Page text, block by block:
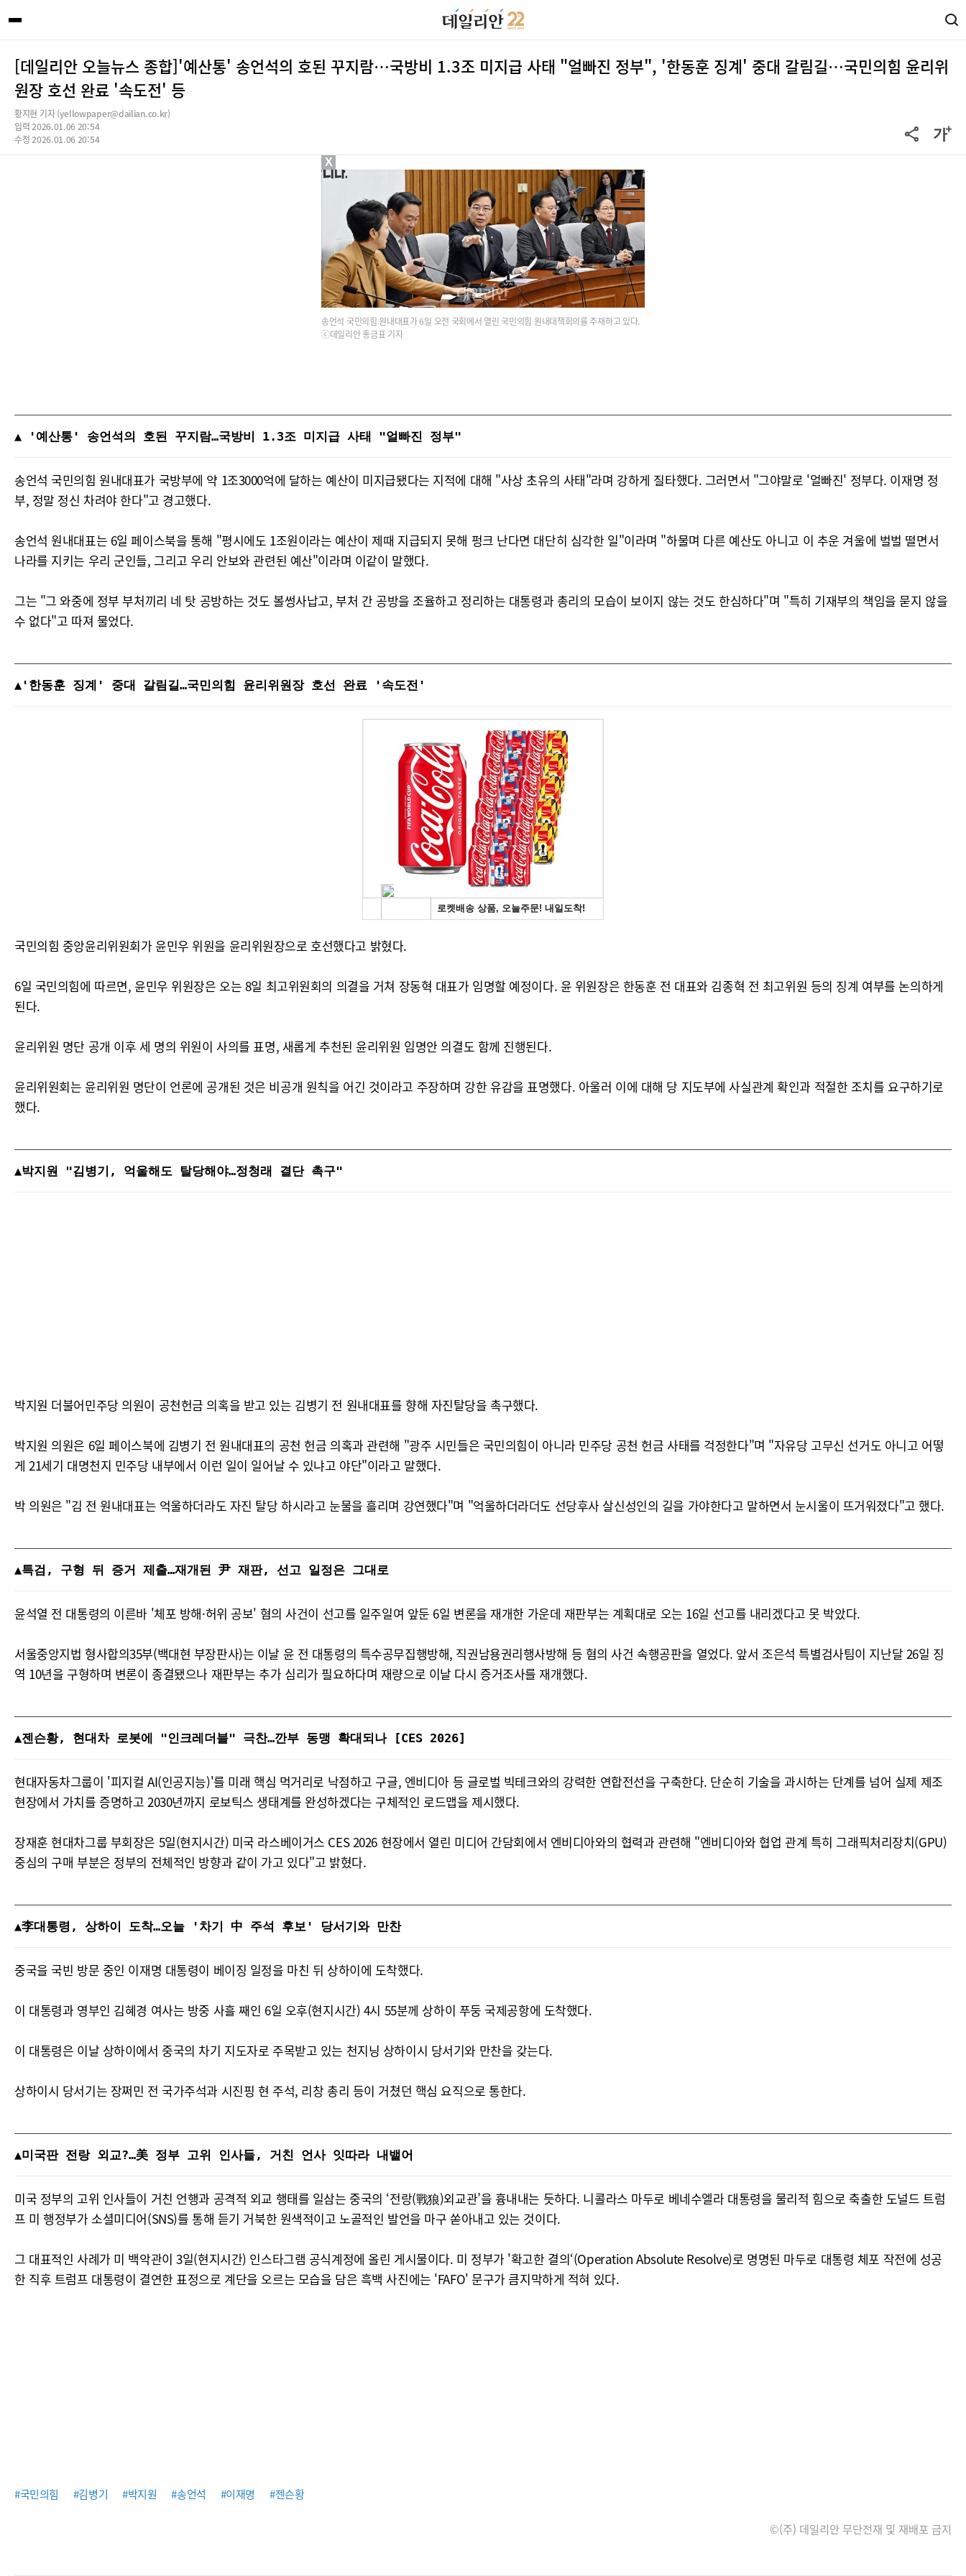
[데일리안 오늘뉴스 종합]'예산통' 송언석의 호된 꾸지람…국방비 1.3조 미지급 사태 "얼빠진 정부", '한동훈 징계' 중대 갈림길…국민의힘 윤리위
원장 호선 완료 '속도전' 등
황지현 기자 (yellowpaper@dailian.co.kr)
입력 2026.01.06 20:54
수정 2026.01.06 20:54
송언석 국민의힘 원내대표가 6일 오전 국회에서 열린 국민의힘 원내대책회의를 주재하고 있다.
ⓒ데일리안 홍금표 기자
▲ '예산통' 송언석의 호된 꾸지람…국방비 1.3조 미지급 사태 "얼빠진 정부"
송언석 국민의힘 원내대표가 국방부에 약 1조3000억에 달하는 예산이 미지급됐다는 지적에 대해 "사상 초유의 사태"라며 강하게 질타했다. 그러면서 "그야말로 '얼빠진' 정부다. 이재명 정
부, 정말 정신 차려야 한다"고 경고했다.
송언석 원내대표는 6일 페이스북을 통해 "평시에도 1조원이라는 예산이 제때 지급되지 못해 펑크 난다면 대단히 심각한 일"이라며 "하물며 다른 예산도 아니고 이 추운 겨울에 벌벌 떨면서
나라를 지키는 우리 군인들, 그리고 우리 안보와 관련된 예산"이라며 이같이 말했다.
그는 "그 와중에 정부 부처끼리 네 탓 공방하는 것도 볼썽사납고, 부처 간 공방을 조율하고 정리하는 대통령과 총리의 모습이 보이지 않는 것도 한심하다"며 "특히 기재부의 책임을 묻지 않을
수 없다"고 따져 물었다.
▲'한동훈 징계' 중대 갈림길…국민의힘 윤리위원장 호선 완료 '속도전'
국민의힘 중앙윤리위원회가 윤민우 위원을 윤리위원장으로 호선했다고 밝혔다.
6일 국민의힘에 따르면, 윤민우 위원장은 오는 8일 최고위원회의 의결을 거쳐 장동혁 대표가 임명할 예정이다. 윤 위원장은 한동훈 전 대표와 김종혁 전 최고위원 등의 징계 여부를 논의하게
된다.
윤리위원 명단 공개 이후 세 명의 위원이 사의를 표명, 새롭게 추천된 윤리위원 임명안 의결도 함께 진행된다.
윤리위원회는 윤리위원 명단이 언론에 공개된 것은 비공개 원칙을 어긴 것이라고 주장하며 강한 유감을 표명했다. 아울러 이에 대해 당 지도부에 사실관계 확인과 적절한 조치를 요구하기로
했다.
▲박지원 "김병기, 억울해도 탈당해야…정청래 결단 촉구"
박지원 더불어민주당 의원이 공천헌금 의혹을 받고 있는 김병기 전 원내대표를 향해 자진탈당을 촉구했다.
박지원 의원은 6일 페이스북에 김병기 전 원내대표의 공천 헌금 의혹과 관련해 "광주 시민들은 국민의힘이 아니라 민주당 공천 헌금 사태를 걱정한다"며 "자유당 고무신 선거도 아니고 어떻
게 21세기 대명천지 민주당 내부에서 이런 일이 일어날 수 있냐고 야단"이라고 말했다.
박 의원은 "김 전 원내대표는 억울하더라도 자진 탈당 하시라고 눈물을 흘리며 강연했다"며 "억울하더라더도 선당후사 살신성인의 길을 가야한다고 말하면서 눈시울이 뜨거워졌다"고 했다.
▲특검, 구형 뒤 증거 제출…재개된 尹 재판, 선고 일정은 그대로
윤석열 전 대통령의 이른바 '체포 방해·허위 공보' 혐의 사건이 선고를 일주일여 앞둔 6일 변론을 재개한 가운데 재판부는 계획대로 오는 16일 선고를 내리겠다고 못 박았다.
서울중앙지법 형사합의35부(백대현 부장판사)는 이날 윤 전 대통령의 특수공무집행방해, 직권남용권리행사방해 등 혐의 사건 속행공판을 열었다. 앞서 조은석 특별검사팀이 지난달 26일 징
역 10년을 구형하며 변론이 종결됐으나 재판부는 추가 심리가 필요하다며 재량으로 이날 다시 증거조사를 재개했다.
▲젠슨황, 현대차 로봇에 "인크레더블" 극찬…깐부 동맹 확대되나 [CES 2026]
현대자동차그룹이 '피지컬 AI(인공지능)'를 미래 핵심 먹거리로 낙점하고 구글, 엔비디아 등 글로벌 빅테크와의 강력한 연합전선을 구축한다. 단순히 기술을 과시하는 단계를 넘어 실제 제조
현장에서 가치를 증명하고 2030년까지 로보틱스 생태계를 완성하겠다는 구체적인 로드맵을 제시했다.
장재훈 현대차그룹 부회장은 5일(현지시간) 미국 라스베이거스 CES 2026 현장에서 열린 미디어 간담회에서 엔비디아와의 협력과 관련해 "엔비디아와 협업 관계 특히 그래픽처리장치(GPU)
중심의 구매 부분은 정부의 전체적인 방향과 같이 가고 있다"고 밝혔다.
▲李대통령, 상하이 도착…오늘 '차기 中 주석 후보' 당서기와 만찬
중국을 국빈 방문 중인 이재명 대통령이 베이징 일정을 마친 뒤 상하이에 도착했다.
이 대통령과 영부인 김혜경 여사는 방중 사흘 째인 6일 오후(현지시간) 4시 55분께 상하이 푸둥 국제공항에 도착했다.
이 대통령은 이날 상하이에서 중국의 차기 지도자로 주목받고 있는 천지닝 상하이시 당서기와 만찬을 갖는다.
상하이시 당서기는 장쩌민 전 국가주석과 시진핑 현 주석, 리창 총리 등이 거쳤던 핵심 요직으로 통한다.
▲미국판 전랑 외교?…美 정부 고위 인사들, 거친 언사 잇따라 내뱉어
미국 정부의 고위 인사들이 거친 언행과 공격적 외교 행태를 일삼는 중국의 ‘전랑(戰狼)외교관’을 흉내내는 듯하다. 니콜라스 마두로 베네수엘라 대통령을 물리적 힘으로 축출한 도널드 트럼
프 미 행정부가 소셜미디어(SNS)를 통해 듣기 거북한 원색적이고 노골적인 발언을 마구 쏟아내고 있는 것이다.
그 대표적인 사례가 미 백악관이 3일(현지시간) 인스타그램 공식계정에 올린 게시물이다. 미 정부가 '확고한 결의‘(Operation Absolute Resolve)로 명명된 마두로 대통령 체포 작전에 성공
한 직후 트럼프 대통령이 결연한 표정으로 계단을 오르는 모습을 담은 흑백 사진에는 'FAFO' 문구가 큼지막하게 적혀 있다.
#국민의힘 #김병기 #박지원 #송언석 #이재명 #젠슨황
©(주) 데일리안 무단전재 및 재배포 금지
X